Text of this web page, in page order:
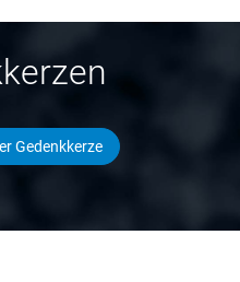
Gedenkkerze